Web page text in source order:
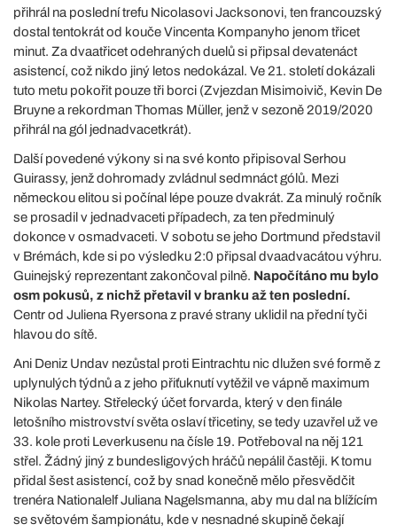
přihrál na poslední trefu Nicolasovi Jacksonovi, ten francouzský
dostal tentokrát od kouče Vincenta Kompanyho jenom třicet
minut. Za dvaatřicet odehraných duelů si připsal devatenáct
asistencí, což nikdo jiný letos nedokázal. Ve 21. století dokázali
tuto metu pokořit pouze tři borci (Zvjezdan Misimoivič, Kevin De
Bruyne a rekordman Thomas Müller, jenž v sezoně 2019/2020
přihrál na gól jednadvacetkrát).
Další povedené výkony si na své konto připisoval Serhou
Guirassy, jenž dohromady zvládnul sedmnáct gólů. Mezi
německou elitou si počínal lépe pouze dvakrát. Za minulý ročník
se prosadil v jednadvaceti případech, za ten předminulý
dokonce v osmadvaceti. V sobotu se jeho Dortmund představil
v Brémách, kde si po výsledku 2:0 připsal dvaadvacátou výhru.
Guinejský reprezentant zakončoval pilně. Napočítáno mu bylo
osm pokusů, z nichž přetavil v branku až ten poslední.
Centr od Juliena Ryersona z pravé strany uklidil na přední tyči
hlavou do sítě.
Ani Deniz Undav nezůstal proti Eintrachtu nic dlužen své formě z
uplynulých týdnů a z jeho přiťuknutí vytěžil ve vápně maximum
Nikolas Nartey. Střelecký účet forvarda, který v den finále
letošního mistrovství světa oslaví třicetiny, se tedy uzavřel už ve
33. kole proti Leverkusenu na čísle 19. Potřeboval na něj 121
střel. Žádný jiný z bundesligových hráčů nepálil častěji. K tomu
přidal šest asistencí, což by snad konečně mělo přesvědčit
trenéra Nationalelf Juliana Nagelsmanna, aby mu dal na blížícím
se světovém šampionátu, kde v nesnadné skupině čekají